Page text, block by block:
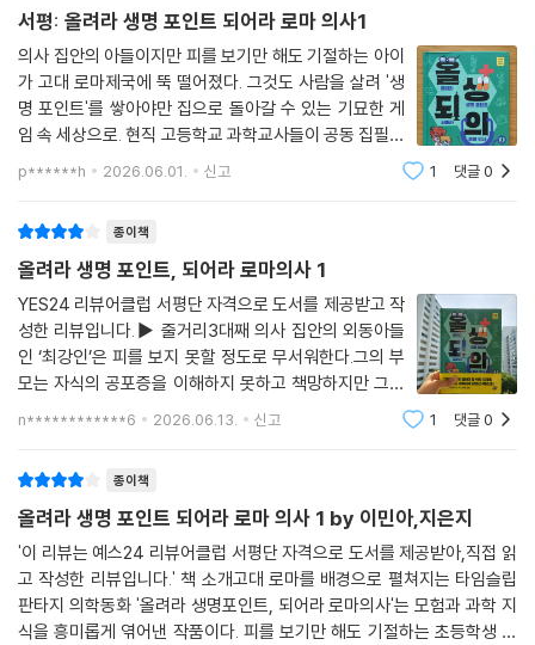
학부모와 교사의 입장에서도 이 책은 의미가 크다. 아이들이 가장 잘 받아
들이는 배움은 ‘설명’보다 ‘이야기’ 속에서 이루어진다. 이 책은 응급처치,
인체의 구조, 몸의 이상 신호, 잘못된 치료법의 위험성을 직접적으로 훈계
하지 않는다. 대신 사건 속에 배치하고, 주인공이 실패하고 망설이고 다시
시도하게 함으로써 독자가 자연스럽게 이해하고 기억하게 만든다. 이는 최
근 어린이책에서 중요해진 ‘서사 중심의 학습 경험’이라는 측면에서도 주
이 책은 게임판타지의 문법에 익숙한 오늘의 어린이들에게 친숙한 방식으
로 다가가면서도, 생명과 돌봄, 책임과 판단이라는 본질적인 주제를 놓치
지 않는다. 재미를 앞세우되 가볍지 않고, 학습 요소를 품고 있지만 설명적
이지 않으며, 빠르게 읽히면서도 읽고 난 뒤 오래 생각하게 만드는 작품이
다. 재미와 의미를 동시에 찾는 어린이 독서 시장에서 이 책이 주목받을 이
유가 여기에 있다.
우리는 아플 때 병원에 가서 적절한 치료를 받고 약을 처방받아 먹는 것을
당연하게 생각합니다. 수많은 시행착오 끝에 발전 한 현대 의학 덕분이지
요. 그런데 만약 여러분이 로마시대에 뚝 떨어진다면 어떨까요? 엉뚱한 치
료법이 가득한 그곳에서 어떻게 건강을 지키고 사람들의 생명을 구할 수
있을까요?
서평: 올려라 생명 포인트 되어라 로마 의사1
의사 집안의 아들이지만 피를 보기만 해도 기절하는 아이
가 고대 로마제국에 뚝 떨어졌다. 그것도 사람을 살려 '생
명 포인트'를 쌓아야만 집으로 돌아갈 수 있는 기묘한 게
임 속 세상으로. 현직 고등학교 과학교사들이 공동 집필했
다는 서지 정보에 흥미를 느껴 집어 들었다가, 판타지 게
임처럼 몰입감 넘치는 전개에 단숨에 마지막 장까지 읽어
p******h 2026.06.01. 신고 1 댓글0
종이책
올려라 생명 포인트, 되어라 로마의사 1
YES24 리뷰어클럽 서평단 자격으로 도서를 제공받고 작
성한 리뷰입니다.▶ 줄거리3대째 의사 집안의 외동아들
인 ‘최강인’은 피를 보지 못할 정도로 무서워한다.그의 부
모는 자식의 공포증을 이해하지 못하고 책망하지만 그의
피 공포증은 단순하지 않다.오늘 방과 후 과학 실험은 ‘혈
n************6 2026.06.13. 신고 1 댓글0
종이책
올려라 생명 포인트 되어라 로마 의사 1 by 이민아,지은지
'이 리뷰는 예스24 리뷰어클럽 서평단 자격으로 도서를 제공받아,직접 읽
고 작성한 리뷰입니다.' 책 소개고대 로마를 배경으로 펼쳐지는 타임슬립
판타지 의학동화 '올려라 생명포인트, 되어라 로마의사'는 모험과 과학 지
식을 흥미롭게 엮어낸 작품이다. 피를 보기만 해도 기절하는 초등학생 최